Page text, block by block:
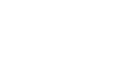
usando i link di salto.